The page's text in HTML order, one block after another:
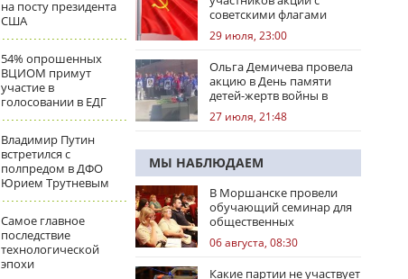
на посту президента
США
54% опрошенных
ВЦИОМ примут
участие в
голосовании в ЕДГ
Владимир Путин
встретился с
полпредом в ДФО
Юрием Трутневым
Самое главное
последствие
технологической
эпохи
советскими флагами
29 июля, 23:00
Ольга Демичева провела
акцию в День памяти
детей-жертв войны в
Донбассе
27 июля, 21:48
МЫ НАБЛЮДАЕМ
В Моршанске провели
обучающий семинар для
общественных
наблюдателей
06 августа, 08:30
Какие партии не участвует